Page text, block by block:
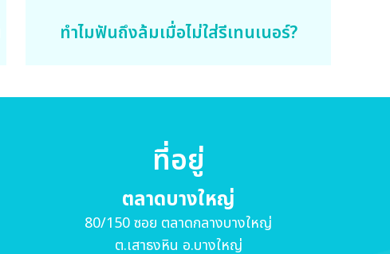
ทำไมฟันถึงล้มเมื่อไม่ใส่รีเทนเนอร์?
ที่อยู่
ตลาดบางใหญ่
80/150 ซอย ตลาดกลางบางใหญ่
ต.เสาธงหิน อ.บางใหญ่